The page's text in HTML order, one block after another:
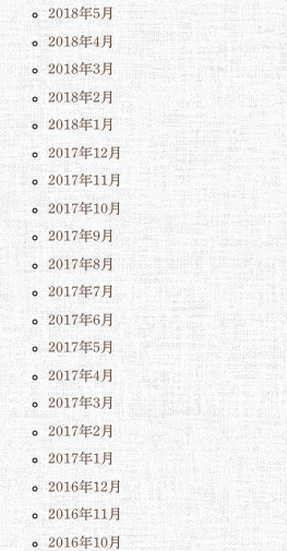
2018年5月
2018年4月
2018年3月
2018年2月
2018年1月
2017年12月
2017年11月
2017年10月
2017年9月
2017年8月
2017年7月
2017年6月
2017年5月
2017年4月
2017年3月
2017年2月
2017年1月
2016年12月
2016年11月
2016年10月